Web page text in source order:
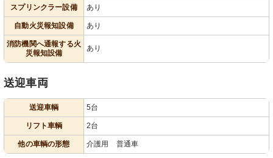
スプリンクラー設備 あり
自動火災報知設備 あり
消防機関へ通報する火
災報知設備
あり
送迎車両
送迎車輌 5台
リフト車輌 2台
他の車輌の形態 介護用 普通車